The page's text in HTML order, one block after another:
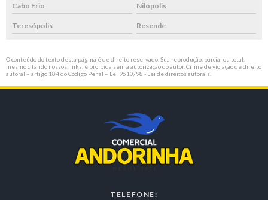
Cabo Frio Nilópolis
Teresópolis Resende
O conteúdo do texto desta página é de direito reservado. Sua reprodução, parcial ou total,
mesmo citando nossos links, é proibida sem a autorização do autor. Crime de violação de direito
autoral – artigo 184 do Código Penal – Lei 9610/98 - Lei de direitos autorais
TELEFONE: